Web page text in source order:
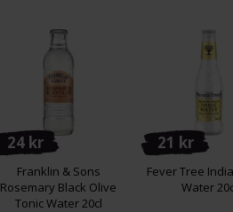
24 kr
Franklin & Sons
Rosemary Black Olive
Tonic Water 20cl
21 kr
Fever Tree
Water